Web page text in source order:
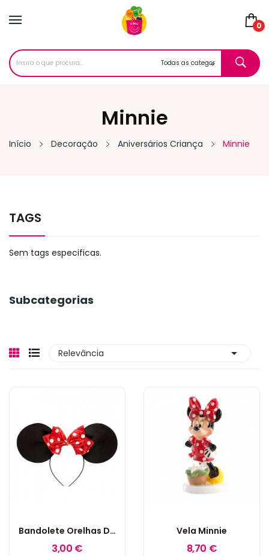
0
Minnie
Início Decoração Aniversários Criança Minnie
TAGS
Sem tags especificas.
Subcategorias
Relevância 
Bandolete Orelhas De Ratinha
3,00 €
Vela Minnie
8,70 €